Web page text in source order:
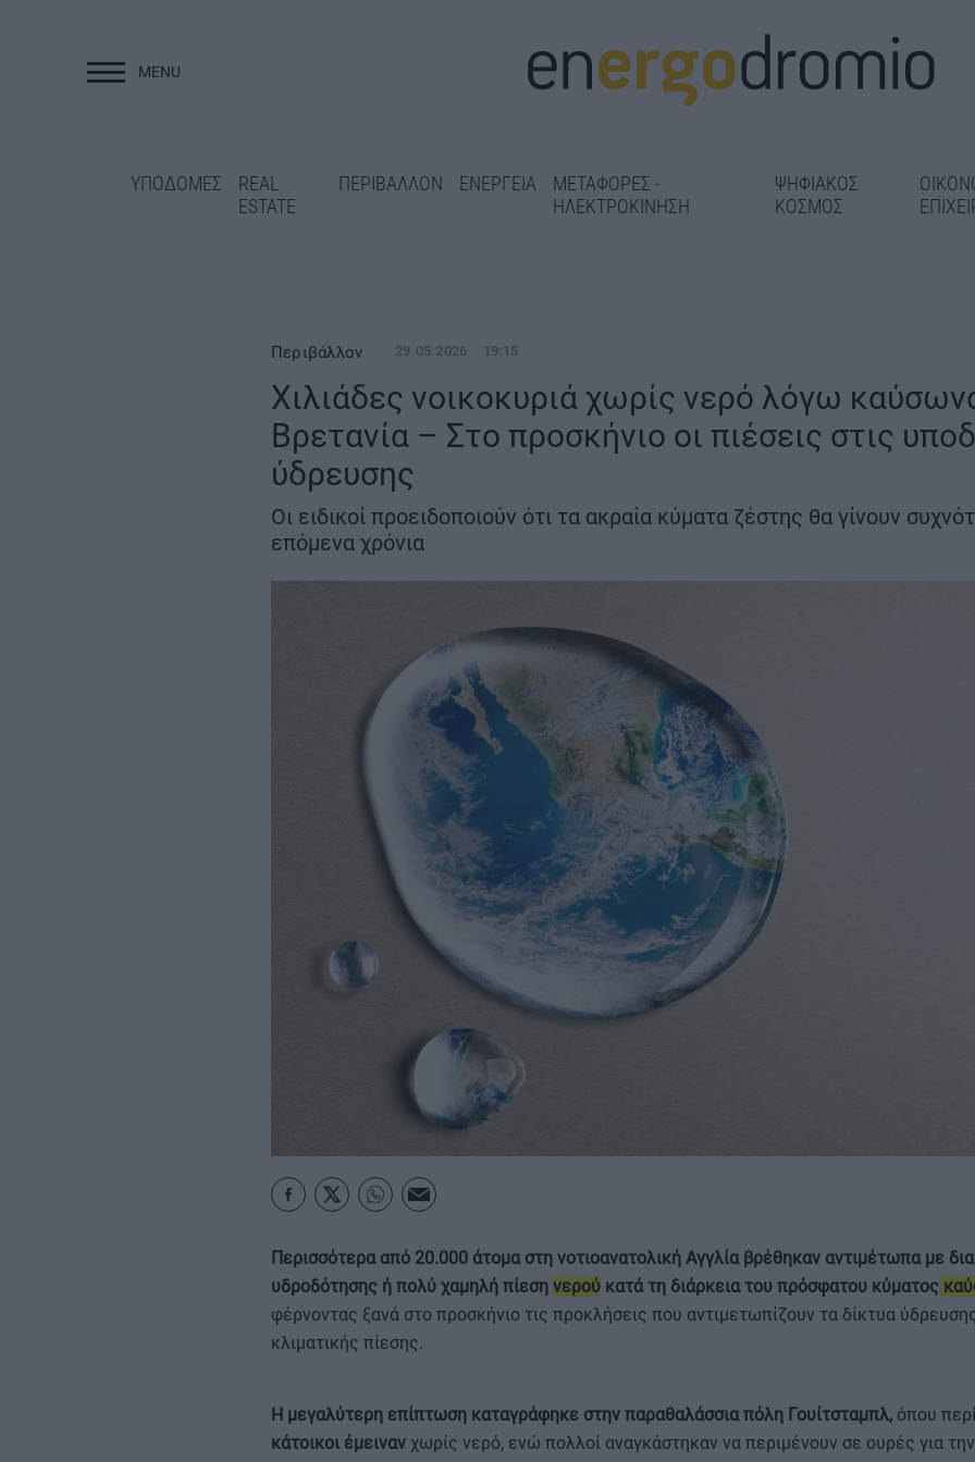
MENU
ΥΠΟΔΟΜΕΣ
REAL
ESTATE
ΠΕΡΙΒΑΛΛΟΝ ΕΝΕΡΓΕΙΑ
ΜΕΤΑΦΟΡΕΣ -
ΗΛΕΚΤΡΟΚΙΝΗΣΗ
ΨΗΦΙΑΚΟΣ
ΚΟΣΜΟΣ
ΥΠΟΔΟΜΕΣ
χρηματοδότηση της ΔΕΘ-
HELEXPO για την ανάπλαση
Γρεβενά: Ολοκληρώνεται η
ασφαλτόστρωση της οδού
Περιβόλι – Αβδέλλα
Μαρούσι: «Λίφτινγκ» σε 14
Αεροδρόμιο
ευρώ – Όλες
ΜΕΤΑΦΟΡΕΣ - ΗΛΕΚΤΡΟΚΙΝΗΣΗ
ΟΙΚΟΝΟΜΙΑ - ΕΠΙΧΕΙΡΗΣΕΙΣ
Περιβάλλον 29.05.2026 19:15
Χιλιάδες νοικοκυριά χωρίς νερό λόγω
Βρετανία – Στο προσκήνιο οι πιέσεις στις
ύδρευσης
Οι ειδικοί προειδοποιούν ότι τα ακραία κύματα ζέστης θα γίνουν
επόμενα χρόνια
Περισσότερα από 20.000 άτομα στη νοτιοανατολική Αγγλία βρέθηκαν αντιμέτωπα με
υδροδότησης ή πολύ χαμηλή πίεση νερούκατά τη διάρκεια του πρόσφατου κύματος
φέρνοντας ξανά στο προσκήνιο τις προκλήσεις που αντιμετωπίζουν τα δίκτυα
κλιματικής πίεσης.
Η μεγαλύτερη επίπτωση καταγράφηκε στην παραθαλάσσια πόλη Γουίτσταμπλ,όπου
κάτοικοι έμεινανχωρίς νερό, ενώ πολλοί αναγκάστηκαν να περιμένουν σε ουρές για